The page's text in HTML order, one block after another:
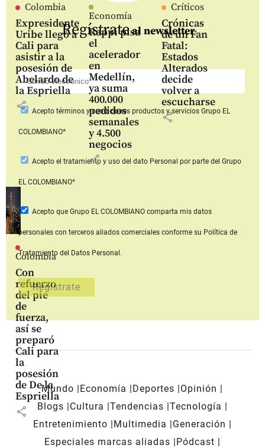
Colombia
Expresidente
Uribe llegó a
Cali para
asistir a la
posesión de
Abelardo de
la Espriella
share
Economía
Rappi pisa
el
acelerador
en
Medellín,
ya suma
400.000
pedidos
semanales
y 4.500
negocios
share
Críticos
Crónicas
de un Fan
Fatal:
Estados
Alterados
decide
volver a
escucharse
share
Colombia
Con
refuerzo
del pie
de
fuerza,
así se
preparó
Cali para
la
posesión
de De la
Espriella
share
Regístrateal newsletter
Aceptotérminos y condiciones productos y serviciosGrupo EL
COLOMBIANO*
Acepto el tratamiento y uso del dato Personal por parte del Grupo
EL COLOMBIANO*
Acepto que Grupo EL COLOMBIANOcomparta mis datos
personales con terceros aliados comerciales conforme su Política de
Tratamiento del Datos Personal.
Mundo Economía Deportes
Opinión
Blogs
Cultura Tendencias Tecnología
Entretenimiento
Multimedia
Generación
Especiales marcas aliadas
Pódcast